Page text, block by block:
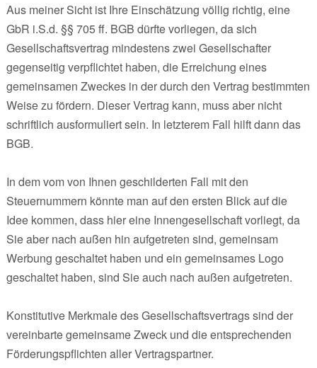
Aus meiner Sicht ist Ihre Einschätzung völlig richtig, eine
GbR i.S.d. §§ 705 ff. BGB dürfte vorliegen, da sich
Gesellschaftsvertrag mindestens zwei Gesellschafter
gegenseitig verpflichtet haben, die Erreichung eines
gemeinsamen Zweckes in der durch den Vertrag bestimmten
Weise zu fördern. Dieser Vertrag kann, muss aber nicht
schriftlich ausformuliert sein. In letzterem Fall hilft dann das
BGB.
In dem vom von Ihnen geschilderten Fall mit den
Steuernummern könnte man auf den ersten Blick auf die
Idee kommen, dass hier eine Innengesellschaft vorliegt, da
Sie aber nach außen hin aufgetreten sind, gemeinsam
Werbung geschaltet haben und ein gemeinsames Logo
geschaltet haben, sind Sie auch nach außen aufgetreten.
Konstitutive Merkmale des Gesellschaftsvertrags sind der
vereinbarte gemeinsame Zweck und die entsprechenden
Förderungspflichten aller Vertragspartner.